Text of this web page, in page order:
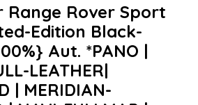
Range Rover Sport
Edition Black-
Aut. *PANO |
LEATHER|
| MERIDIAN-